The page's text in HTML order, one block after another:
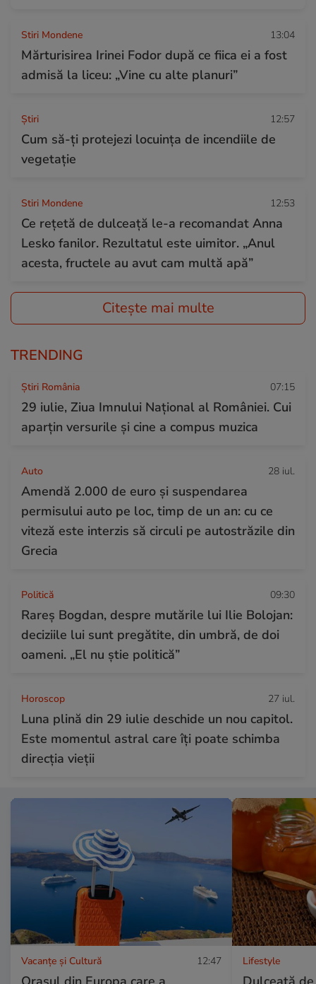
Stiri Mondene 13:04
Mărturisirea Irinei Fodor după ce fiica ei a fost
admisă la liceu: „Vine cu alte planuri”
Ştiri 12:57
Cum să-ți protejezi locuința de incendiile de
vegetație
Stiri Mondene 12:53
Ce rețetă de dulceață le-a recomandat Anna
Lesko fanilor. Rezultatul este uimitor. „Anul
acesta, fructele au avut cam multă apă”
Citește mai multe
TRENDING
Știri România 07:15
29 iulie, Ziua Imnului Național al României. Cui
aparțin versurile și cine a compus muzica
Auto 28 iul.
Amendă 2.000 de euro și suspendarea
permisului auto pe loc, timp de un an: cu ce
viteză este interzis să circuli pe autostrăzile din
Grecia
Politică 09:30
Rareș Bogdan, despre mutările lui Ilie Bolojan:
deciziile lui sunt pregătite, din umbră, de doi
oameni. „El nu știe politică”
Horoscop 27 iul.
Luna plină din 29 iulie deschide un nou capitol.
Este momentul astral care îți poate schimba
direcția vieții
Vacanțe și Cultură 12:47 Lifestyle